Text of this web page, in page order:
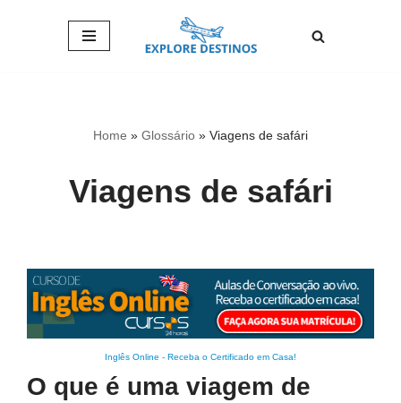
Home » Glossário » Viagens de safári
Viagens de safári
Inglês Online - Receba o Certificado em Casa!
O que é uma viagem de